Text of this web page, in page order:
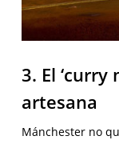
3. El ‘curry
artesana
Mánchester no